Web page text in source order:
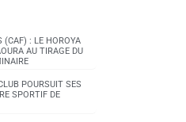
(CAF) : LE HOROYA
AU TIRAGE DU
POURSUIT SES
SPORTIF DE